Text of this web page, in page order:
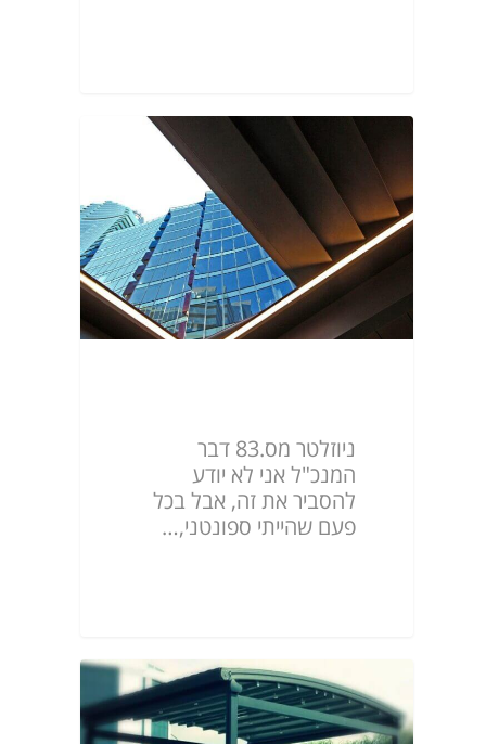
ניוזלטר מס.83 דבר
המנכ"ל אני לא יודע
להסביר את זה, אבל בכל
פעם שהייתי ספונטני,…